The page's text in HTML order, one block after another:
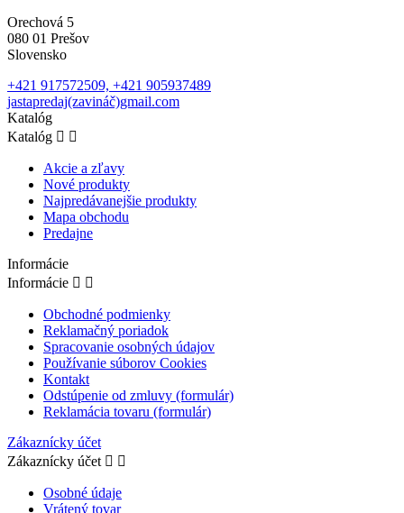
Orechová 5
080 01 Prešov
Slovensko
+421 917572509, +421 905937489
jastapredaj(zavináč)gmail.com
Katalóg
Katalóg  
Akcie a zľavy
Nové produkty
Najpredávanejšie produkty
Mapa obchodu
Predajne
Informácie
Informácie  
Obchodné podmienky
Reklamačný poriadok
Spracovanie osobných údajov
Používanie súborov Cookies
Kontakt
Odstúpenie od zmluvy (formulár)
Reklamácia tovaru (formulár)
Zákaznícky účet
Zákaznícky účet  
Osobné údaje
Vrátený tovar